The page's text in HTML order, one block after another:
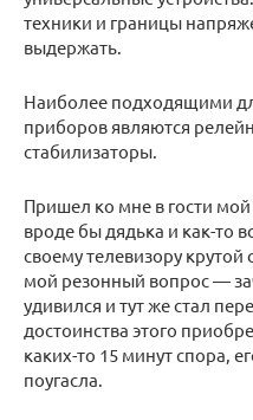
техники и границы
выдержать.
Наиболее подходящими
приборов являются
стабилизаторы.
Пришел ко мне в гости
вроде бы дядька и как-то
своему телевизору
мой резонный вопрос —
удивился и тут же стал
достоинства этого
каких-то 15 минут спора,
поугасла.